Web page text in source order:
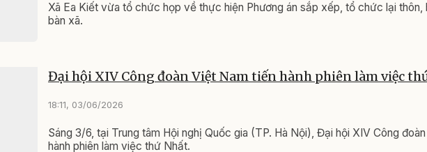
Xã Ea Kiết vừa tổ chức họp về thực hiện Phương án sắp xếp, tổ chức lại thôn,
bàn xã.
Đại hội XIV Công đoàn Việt Nam tiến hành phiên làm việc
18:11, 03/06/2026
Sáng 3/6, tại Trung tâm Hội nghị Quốc gia (TP. Hà Nội), Đại hội XIV Công
hành phiên làm việc thứ Nhất.